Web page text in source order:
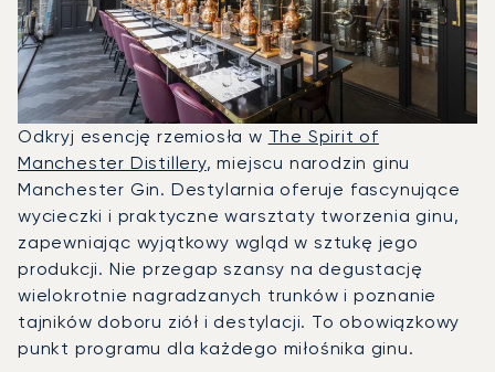
Odkryj esencję rzemiosła w The Spirit of
Manchester Distillery, miejscu narodzin ginu
Manchester Gin. Destylarnia oferuje fascynujące
wycieczki i praktyczne warsztaty tworzenia ginu,
zapewniając wyjątkowy wgląd w sztukę jego
produkcji. Nie przegap szansy na degustację
wielokrotnie nagradzanych trunków i poznanie
tajników doboru ziół i destylacji. To obowiązkowy
punkt programu dla każdego miłośnika ginu.